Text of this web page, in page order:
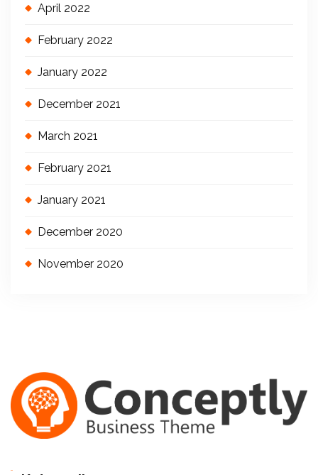
April 2022
February 2022
January 2022
December 2021
March 2021
February 2021
January 2021
December 2020
November 2020